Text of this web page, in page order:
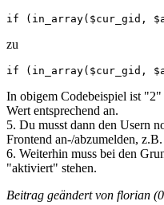
if (in_array($cur_gid,
zu
if (in_array($cur_gid,
In obigem Codebeispiel ist "2"
Wert entsprechend an.
5. Du musst dann den Usern
Frontend an-/abzumelden,
6. Weiterhin muss bei den
"aktiviert" stehen.
Beitrag geändert von florian